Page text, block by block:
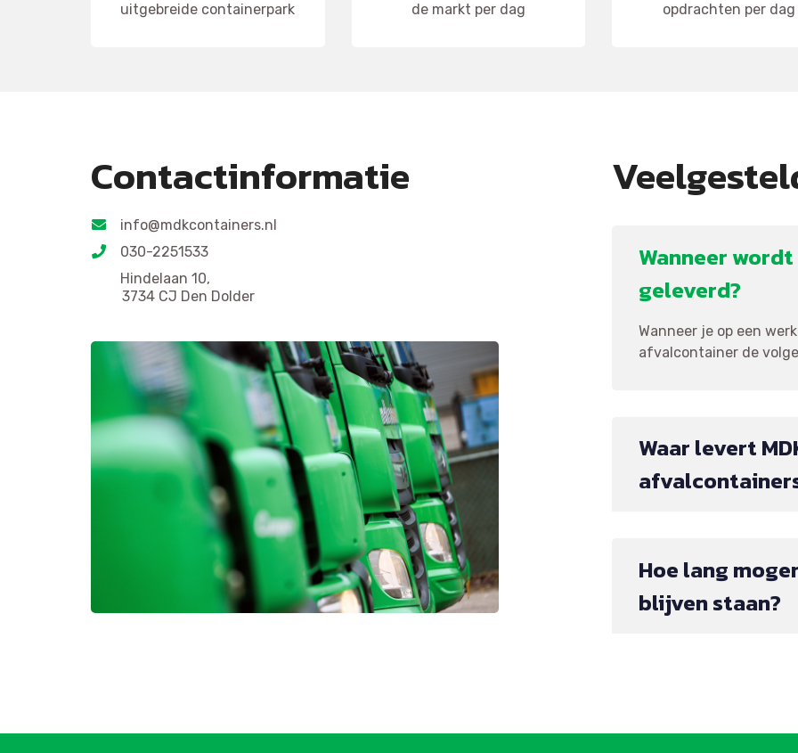
uitgebreide containerpark
de markt per dag
opdrachten per dag
Contactinformatie
info@mdkcontainers.nl
030-2251533
Hindelaan 10,
3734 CJ Den Dolder
Wanneer
geleverd?
Wanneer je op een
afvalcontainer de
Waar levert
Hoe lang
blijven staan?